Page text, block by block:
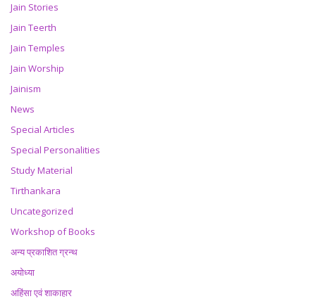
Jain Stories
Jain Teerth
Jain Temples
Jain Worship
Jainism
News
Special Articles
Special Personalities
Study Material
Tirthankara
Uncategorized
Workshop of Books
अन्य प्रकाशित ग्रन्थ
अयोध्या
अहिंसा एवं शाकाहार